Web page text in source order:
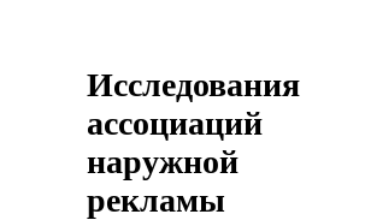
Исследования
ассоциаций
наружной
рекламы